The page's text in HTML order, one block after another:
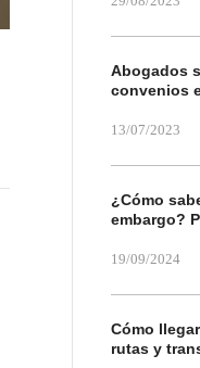
Abogados
convenios
13/07/2023
¿Cómo
embargo?
19/09/2024
Cómo
rutas y